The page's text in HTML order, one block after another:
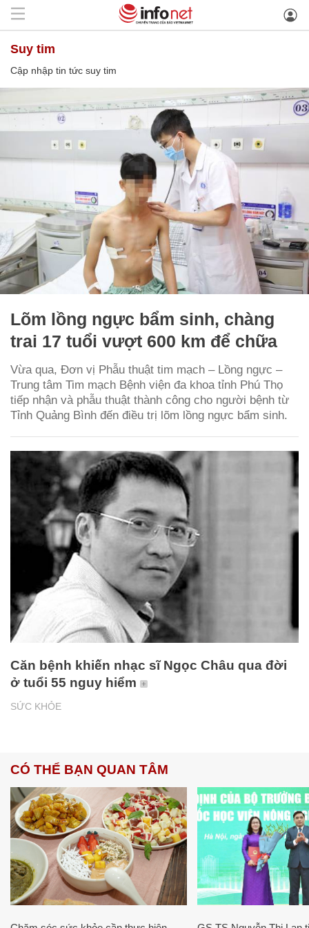
suy tim
Cập nhập tin tức suy tim
Lõm lồng ngực bẩm sinh, chàng
trai 17 tuổi vượt 600 km để chữa
Vừa qua, Đơn vị Phẫu thuật tim mạch – Lồng ngực –
Trung tâm Tim mạch Bệnh viện đa khoa tỉnh Phú Thọ
tiếp nhận và phẫu thuật thành công cho người bệnh từ
Tỉnh Quảng Bình đến điều trị lõm lồng ngực bẩm sinh.
SỨC KHỎE
Căn bệnh khiến nhạc sĩ Ngọc Châu qua đời
ở tuổi 55 nguy hiểm
CÓ THỂ BẠN QUAN TÂM